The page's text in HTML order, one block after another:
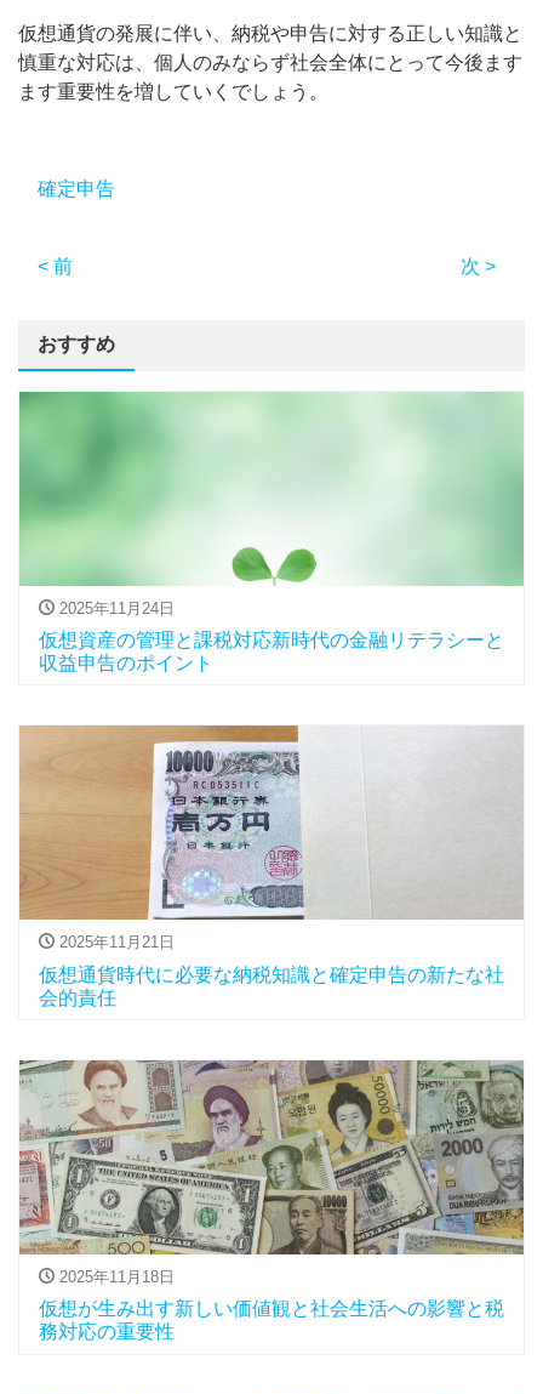
仮想通貨の発展に伴い、納税や申告に対する正しい知識と
慎重な対応は、個人のみならず社会全体にとって今後ます
ます重要性を増していくでしょう。
確定申告
< 前 次 >
おすすめ
2025年11月24日
仮想資産の管理と課税対応新時代の金融リテラシーと
収益申告のポイント
2025年11月21日
仮想通貨時代に必要な納税知識と確定申告の新たな社
会的責任
2025年11月18日
仮想が生み出す新しい価値観と社会生活への影響と税
務対応の重要性